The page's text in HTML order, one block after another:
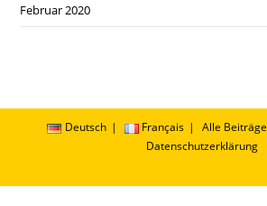
Februar 2020
Deutsch Français Alle Beiträge
Datenschutzerklärung